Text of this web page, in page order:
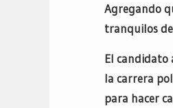
Agregando
tranquilos
El candidato
la carrera
para hacer